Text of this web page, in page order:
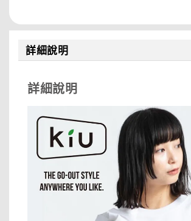
詳細說明
詳細說明